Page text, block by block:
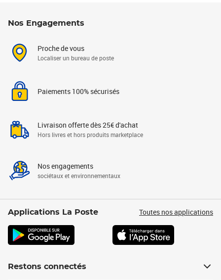
Nos Engagements
Proche de vous
Localiser un bureau de poste
Paiements 100% sécurisés
Livraison offerte dès 25€ d'achat
Hors livres et hors produits marketplace
Nos engagements
sociétaux et environnementaux
Applications La Poste Toutes nos applications
Restons connectés